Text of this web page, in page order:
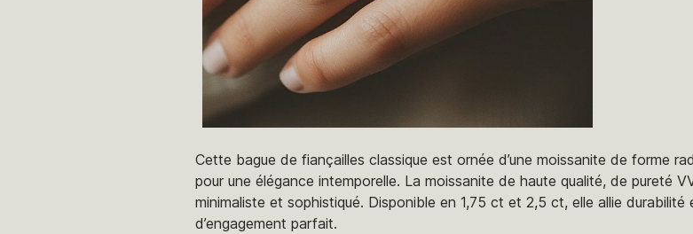
Cette bague de fiançailles classique est ornée d’une moissanite de forme
pour une élégance intemporelle. La moissanite de haute qualité, de pureté
minimaliste et sophistiqué. Disponible en 1,75 ct et 2,5 ct, elle allie
d’engagement parfait.